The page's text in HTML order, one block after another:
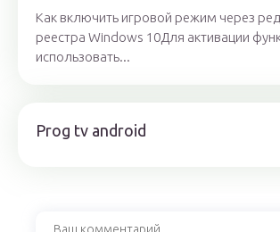
Как включить игровой режим через
реестра Windows 10Для активации
использовать...
Prog tv android